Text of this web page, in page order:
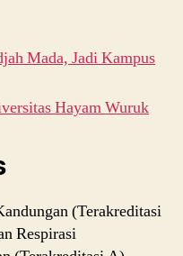
Mada, Jadi Kampus
Hayam Wuruk
(Terakreditasi
Respirasi